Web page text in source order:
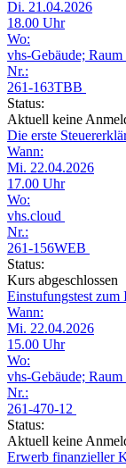
Di. 21.04.2026
18.00 Uhr
Wo:
vhs-Gebäude; Raum
Nr.:
261-163TBB
Status:
Aktuell keine
Die erste
Wann:
Mi. 22.04.2026
17.00 Uhr
Wo:
vhs.cloud
Nr.:
261-156WEB
Status:
Kurs abgeschlossen
Einstufungstest zum
Wann:
Mi. 22.04.2026
15.00 Uhr
Wo:
vhs-Gebäude; Raum
Nr.:
261-470-12
Status:
Aktuell keine
Erwerb finanzieller